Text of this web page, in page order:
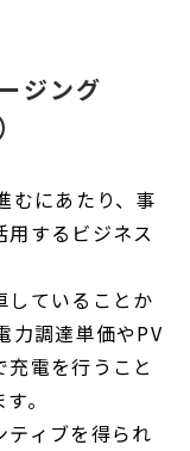
ジング
むにあたり、事
するビジネス
していることか
力調達単価やPV
電を行うこと
。
ティブを得られ